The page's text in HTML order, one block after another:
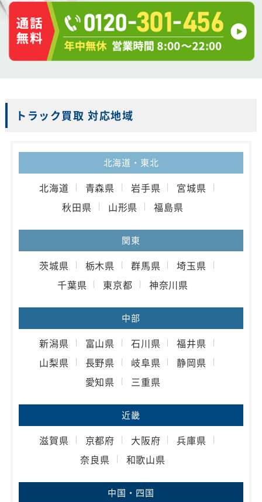
トラック買取 対応地域
北海道・東北
北海道 青森県 岩手県
宮城県
秋田県
山形県 福島県
関東
茨城県 栃木県 群馬県
埼玉県
千葉県
東京都 神奈川県
中部
新潟県 富山県 石川県
福井県
山梨県
長野県 岐阜県
静岡県
愛知県
三重県
近畿
滋賀県 京都府 大阪府
兵庫県
奈良県
和歌山県
中国・四国